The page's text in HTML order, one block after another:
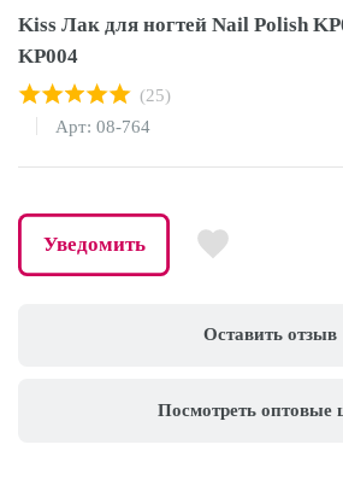
Оставить отзыв
Посмотреть оптовые
Kiss Лак для ногтей Nail Polish
KP004
(25)
Арт: 08-764
Уведомить